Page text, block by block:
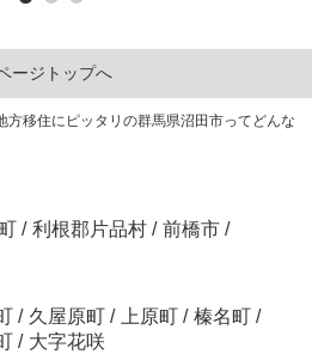
ージトップへ
方移住にピッタリの群馬県沼田市ってどんな
/ 利根郡片品村 / 前橋市 /
/ 久屋原町 / 上原町 / 榛名町 /
/ 大字花咲